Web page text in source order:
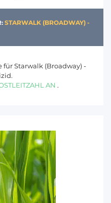
STARWALK (BROADWAY) -
für Starwalk (Broadway) -
AN .